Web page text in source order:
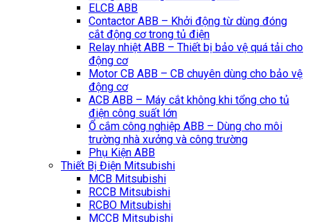
ELCB ABB
Contactor ABB – Khởi động từ dùng đóng
cắt động cơ trong tủ điện
Relay nhiệt ABB – Thiết bị bảo vệ quá tải cho
động cơ
Motor CB ABB – CB chuyên dùng cho bảo vệ
động cơ
ACB ABB – Máy cắt không khi tổng cho tủ
điện công suất lớn
Ổ cắm công nghiệp ABB – Dùng cho môi
trường nhà xưởng và công trường
Phụ Kiện ABB
Thiết Bị Điện Mitsubishi
MCB Mitsubishi
RCCB Mitsubishi
RCBO Mitsubishi
MCCB Mitsubishi